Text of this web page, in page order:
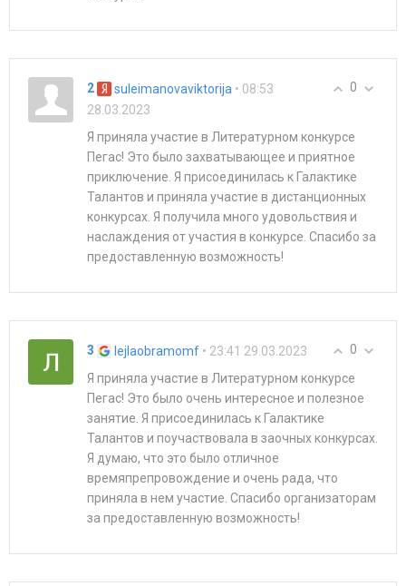
0
2 suleimanovaviktorija • 08:53
28.03.2023
Я приняла участие в Литературном конкурсе
Пегас! Это было захватывающее и приятное
приключение. Я присоединилась к Галактике
Талантов и приняла участие в дистанционных
конкурсах. Я получила много удовольствия и
наслаждения от участия в конкурсе. Спасибо за
предоставленную возможность!
0
3 lejlaobramomf • 23:41 29.03.2023
Я приняла участие в Литературном конкурсе
Пегас! Это было очень интересное и полезное
занятие. Я присоединилась к Галактике
Талантов и поучаствовала в заочных конкурсах.
Я думаю, что это было отличное
времяпрепровождение и очень рада, что
приняла в нем участие. Спасибо организаторам
за предоставленную возможность!